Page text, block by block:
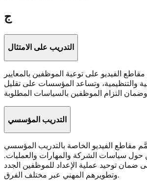
ج
التدريب على الامتثال
الفيديو على توعية الموظفين بالمعايير
والتنظيمية، وتساعد المؤسسات على تقليل
التدريب المؤسسي
مقاطع الفيديو الخاصة بالتدريب المؤسسي
حول سياسات الشركة والمهارات والعمليات.
ضمان توحيد عملية الإعداد للموظفين الجدد
وتطويرهم المهني عبر مختلف الفرق.